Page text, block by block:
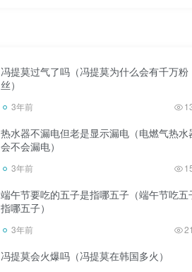
冯提莫过气了吗（冯提莫为什么会有千万粉
丝）
3年前
热水器不漏电但老是显示漏电（电燃气热水
会不会漏电）
3年前
端午节要吃的五子是指哪五子（端午节吃五
指哪五子）
3年前
冯提莫会火爆吗（冯提莫在韩国多火）